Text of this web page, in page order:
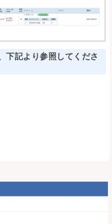
下記より参照してくださ